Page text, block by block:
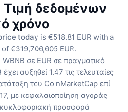
Τιμή δεδομένων
χρόνο
today is €518.81 EUR with a
€319,706,605 EUR.
σε EUR σε πραγματικό
αυξηθεί 1.47 τις τελευταίες
του CoinMarketCap επί
με κεφαλαιοποίηση αγοράς
προσφορά